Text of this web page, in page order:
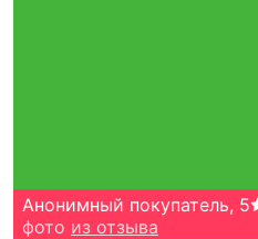
Анонимный покупатель, 5
фото из отзыва